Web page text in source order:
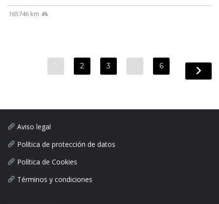
165746 km
1 2 3 … 6
Aviso legal
Política de protección de datos
Política de Cookies
Términos y condiciones